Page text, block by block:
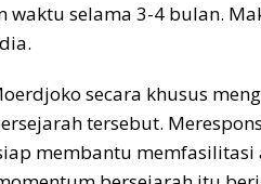
waktu selama 3-4 bulan.
secara khusus
tersebut.
membantu memfasilitasi